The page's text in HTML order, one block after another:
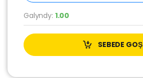
Galyndy: 1.00
SEBEDE GOŞ